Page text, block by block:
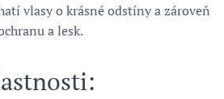
vlasy o krásné odstíny a zároveň
a lesk.